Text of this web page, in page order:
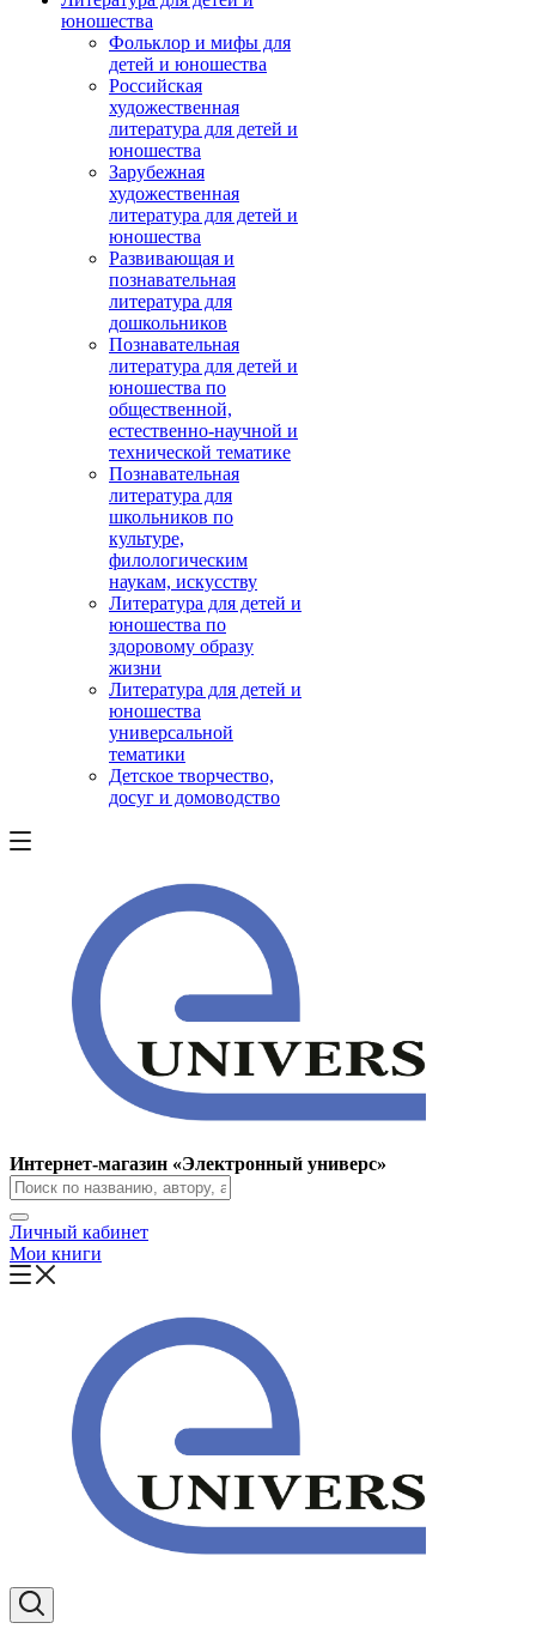
юношества
Фольклор и мифы для
детей и юношества
Российская
художественная
литература для детей и
юношества
Зарубежная
художественная
литература для детей и
юношества
Развивающая и
познавательная
литература для
дошкольников
Познавательная
литература для детей и
юношества по
общественной,
естественно-научной и
технической тематике
Познавательная
литература для
школьников по
культуре,
филологическим
наукам, искусству
Литература для детей и
юношества по
здоровому образу
жизни
Литература для детей и
юношества
универсальной
тематики
Детское творчество,
досуг и домоводство
Интернет-магазин «Электронный универс»
Личный кабинет
Мои книги